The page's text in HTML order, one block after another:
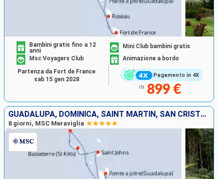
Pagamento in 4X
Bambini gratis fino a 12
anni
Mini Club bambini gratis
Msc Voyagers Club
Animazione a bordo
da 899 €
Partenza da Fort de France
sab 15 gen 2028
GUADALUPA, DOMINICA, SAINT MARTIN, SAN CRISTOFORO E NEVIS, ANTIGUA E BARBUDA, MARTINICA
8 giorni, MSC Meraviglia